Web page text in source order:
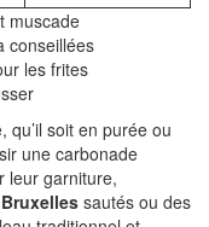
muscade
conseillées
les frites
soit en purée ou
une carbonade
leur garniture,
sautés ou des